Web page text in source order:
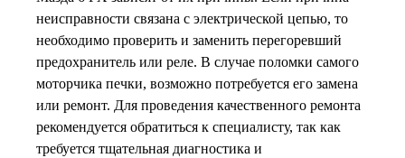
неисправности связана с электрической цепью, то
необходимо проверить и заменить перегоревший
предохранитель или реле. В случае поломки самого
моторчика печки, возможно потребуется его замена
или ремонт. Для проведения качественного ремонта
рекомендуется обратиться к специалисту, так как
требуется тщательная диагностика и